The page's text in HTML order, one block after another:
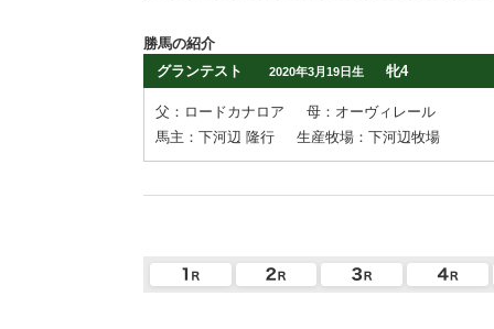
勝馬の紹介
グランテスト
2020年3月19日生 牝4
父：ロードカナロア
母：オーヴィレール
馬主：下河辺 隆行
生産牧場：下河辺牧場